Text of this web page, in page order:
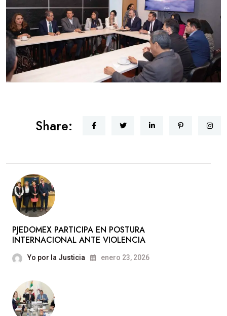
Share:
PJEDOMEX PARTICIPA EN POSTURA
INTERNACIONAL ANTE VIOLENCIA
Yo por la Justicia enero 23, 2026